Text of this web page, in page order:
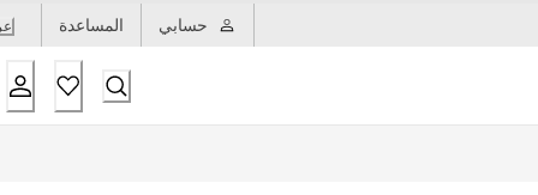
حسابي المساعدة